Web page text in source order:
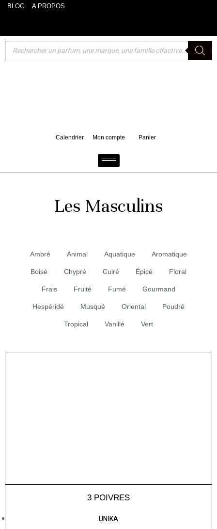
BLOG A PROPOS
Calendrier Mon compte Panier
Les Masculins
Ambré Animal Aquatique Aromatique
Boisé Chypré Cuiré Épicé Floral
Frais Fruité Fumé Gourmand
Hespéridé Musqué Oriental Poudré
Tropical Vanillé Vert
3 POIVRES
UNIKA